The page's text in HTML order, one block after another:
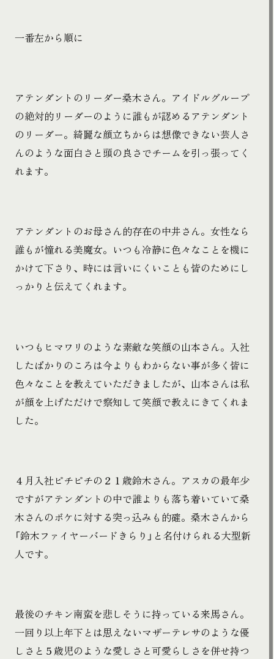
一番左から順に
アテンダントのリーダー桑木さん。アイドルグループ
の絶対的リーダーのように誰もが認めるアテンダント
のリーダー。綺麗な顔立ちからは想像できない芸人さ
んのような面白さと頭の良さでチームを引っ張ってく
れます。
アテンダントのお母さん的存在の中井さん。女性なら
誰もが憧れる美魔女。いつも冷静に色々なことを機に
かけて下さり、時には言いにくいことも皆のためにし
っかりと伝えてくれます。
いつもヒマワリのような素敵な笑顔の山本さん。入社
したばかりのころは今よりもわからない事が多く皆に
色々なことを教えていただきましたが、山本さんは私
が顔を上げただけで察知して笑顔で教えにきてくれま
した。
４月入社ピチピチの２１歳鈴木さん。アスカの最年少
ですがアテンダントの中で誰よりも落ち着いていて桑
木さんのボケに対する突っ込みも的確。桑木さんから
「鈴木ファイヤーバードきらり」と名付けられる大型新
人です。
最後のチキン南蛮を悲しそうに持っている来馬さん。
一回り以上年下とは思えないマザーテレサのような優
しさと５歳児のような愛しさと可愛らしさを併せ持つ